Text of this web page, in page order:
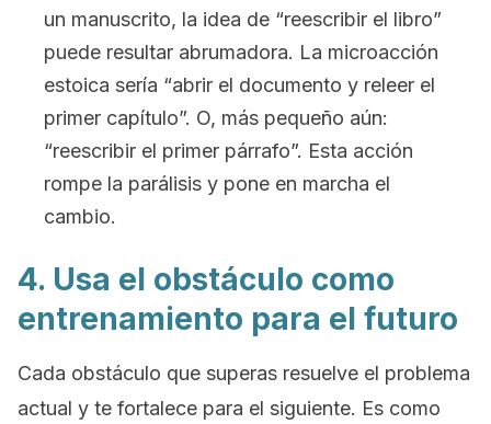
un manuscrito, la idea de “reescribir el libro”
puede resultar abrumadora. La microacción
estoica sería “abrir el documento y releer el
primer capítulo”. O, más pequeño aún:
“reescribir el primer párrafo”. Esta acción
rompe la parálisis y pone en marcha el
cambio.
4. Usa el obstáculo como
entrenamiento para el futuro
Cada obstáculo que superas resuelve el problema
actual y te fortalece para el siguiente. Es como